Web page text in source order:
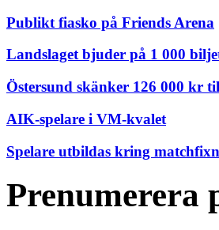
Publikt fiasko på Friends Arena
Landslaget bjuder på 1 000
Östersund skänker 126 000 kr
AIK-spelare i VM-kvalet
Spelare utbildas kring
Prenumerera